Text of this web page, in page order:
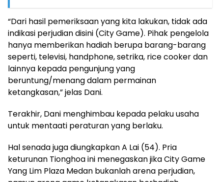
“Dari hasil pemeriksaan yang kita lakukan, tidak ada
indikasi perjudian disini (City Game). Pihak pengelola
hanya memberikan hadiah berupa barang-barang
seperti, televisi, handphone, setrika, rice cooker dan
lainnya kepada pengunjung yang
beruntung/menang dalam permainan
ketangkasan,” jelas Dani.
Terakhir, Dani menghimbau kepada pelaku usaha
untuk mentaati peraturan yang berlaku.
Hal senada juga diungkapkan A Lai (54). Pria
keturunan Tionghoa ini menegaskan jika City Game
Yang Lim Plaza Medan bukanlah arena perjudian,